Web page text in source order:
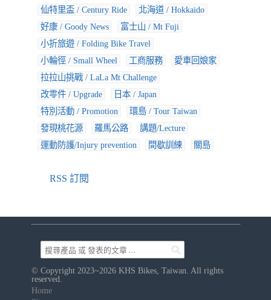
仙特里盃 / Century Ride
北海道 / Hokkaido
好康 / Goody News
富士山 / Mt Fuji
小折旅遊 / Folding Bike Travel
小輪徑 / Small Wheel
工商服務
愛車回娘家
拉拉山挑戰 / LaLa Mt Challenge
改零件 / Upgrade
日本 / Japan
特別活動 / Promotion
環島 / Tour Taiwan
發現桃花源
羅馬公路
講題/Lecture
運動防護/Injury prevention
間歇訓練 關島
RSS 訂閱
© Copyright 2023~2026 KHS Bikes, Taiwan. All rights
reserved.
Home